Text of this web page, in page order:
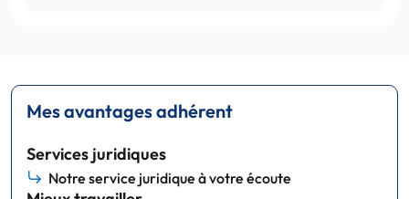
Mes avantages adhérent
Services juridiques
Notre service juridique à votre écoute